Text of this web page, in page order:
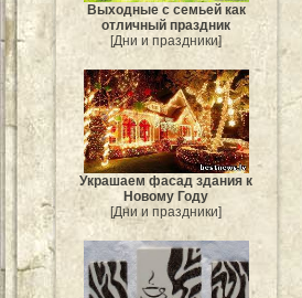
Выходные с семьей как
отличный праздник
[Дни и праздники]
Украшаем фасад здания к
Новому Году
[Дни и праздники]